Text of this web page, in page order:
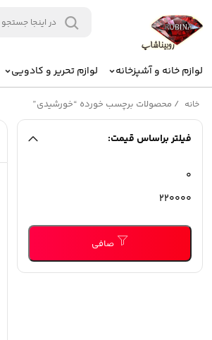
لوازم خانه و آشپزخانه لوازم تحریر و کادویی
خانه / محصولات برچسب خورده “خورشیدی”
فیلتر براساس قیمت:
حداقل
قیمت
حداكثر
قيمت
صافی